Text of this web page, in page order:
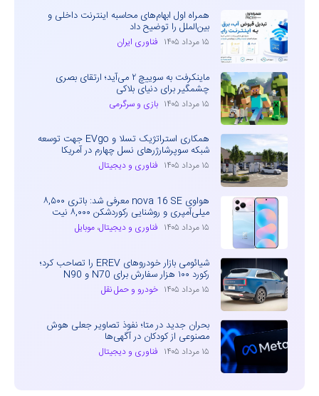
همراه اول ابهام‌های محاسبه اینترنت داخلی و
بین‌الملل را توضیح داد
۱۵ مرداد ۱۴۰۵ فناوری ایران
ماینکرفت به سوییچ ۲ می‌آید؛ ارتقای بصری
چشمگیر برای دنیای بلاکی
۱۵ مرداد ۱۴۰۵ بازی و سرگرمی
همکاری استراتژیک تسلا و EVgo جهت توسعه
شبکه سوپرشارژرهای نسل چهارم در آمریکا
۱۵ مرداد ۱۴۰۵ فناوری و دیجیتال
هواوی nova 16 SE معرفی شد: باتری ۸,۵۰۰
میلی‌آمپری و روشنایی رکوردشکن ۸,۰۰۰ نیت
۱۵ مرداد ۱۴۰۵ فناوری و دیجیتال، موبایل
شیائومی بازار خودروهای EREV را تصاحب کرد؛
رکورد ۱۰۰ هزار سفارش برای N70 و N90
۱۵ مرداد ۱۴۰۵ خودرو و حمل نقل
بحران جدید در متا؛ نفوذ تصاویر جعلی هوش
مصنوعی از کودکان در آگهی‌ها
۱۵ مرداد ۱۴۰۵ فناوری و دیجیتال